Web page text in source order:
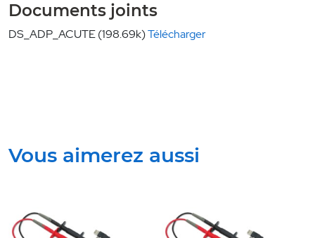
Documents joints
DS_ADP_ACUTE (198.69k)Télécharger
Vous aimerez aussi